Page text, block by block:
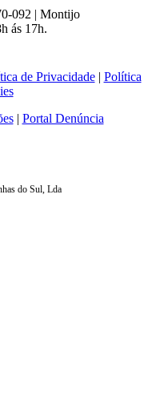
092 | Montijo
ás 17h.
de Privacidade| Política
| Portal Denúncia
do Sul, Lda